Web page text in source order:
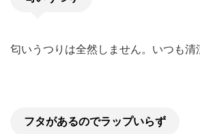
匂いうつりは全然しません。いつも清
フタがあるのでラップいらず